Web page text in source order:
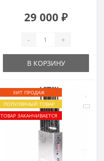
29 000 ₽
- +
В КОРЗИНУ
ХИТ ПРОДАЖ
ПОПУЛЯРНЫЙ ТОВАР
ТОВАР ЗАКАНЧИВАЕТСЯ